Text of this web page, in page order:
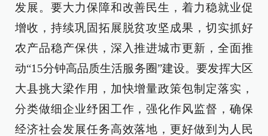
发展。要大力保障和改善民生，着力稳就业促
增收，持续巩固拓展脱贫攻坚成果，切实抓好
农产品稳产保供，深入推进城市更新，全面推
动“15分钟高品质生活服务圈”建设。要发挥大区
大县挑大梁作用，加快增量政策包制定落实，
分类做细企业纾困工作，强化作风监督，确保
经济社会发展任务高效落地，更好做到为人民